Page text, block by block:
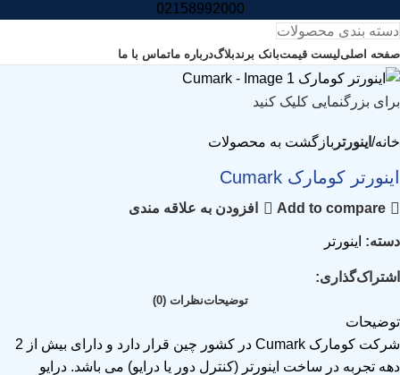
02158992000
دسته بندی محصولات
صفحه اصلیلیست قیمتبانک برندبلاگدرباره ماتماس با ما
برای بزرگنمایی کلیک کنید
خانه اینورتر بازگشت به محصولات
اینورتر کومارک Cumark
Add to compare افزودن به علاقه مندی
دسته: اینورتر
اشتراک‌گذاری:
توضیحاتنظرات (0)
توضیحات
شرکت کومارک Cumark در کشور چین قرار دارد و دارای بیش از 2
دهه تجربه در ساخت اینورتر (کنترل دور یا درایو) می باشد. درایو